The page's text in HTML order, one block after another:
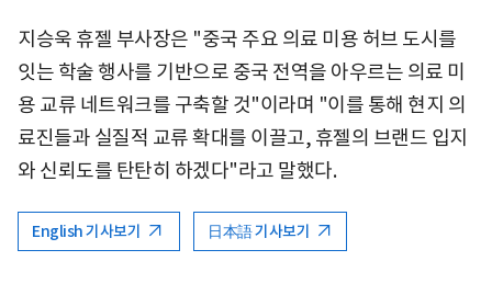
지승욱 휴젤 부사장은 "중국 주요 의료 미용 허브 도시를
잇는 학술 행사를 기반으로 중국 전역을 아우르는 의료 미
용 교류 네트워크를 구축할 것"이라며 "이를 통해 현지 의
료진들과 실질적 교류 확대를 이끌고, 휴젤의 브랜드 입지
와 신뢰도를 탄탄히 하겠다"라고 말했다.
English 기사보기 日本語 기사보기